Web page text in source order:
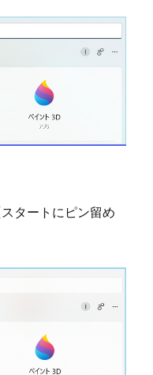
タートにピン留め